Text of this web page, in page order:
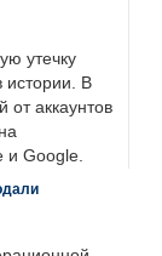
утечку
истории. В
от аккаунтов
и Google.